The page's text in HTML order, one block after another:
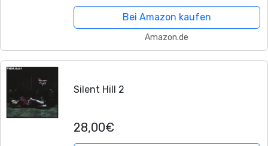
Bei Amazon kaufen
Amazon.de
Silent Hill 2
28,00€